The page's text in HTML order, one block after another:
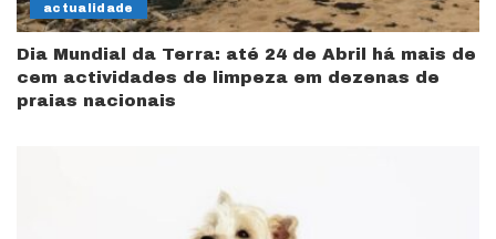
actualidade
Dia Mundial da Terra: até 24 de Abril há mais de
cem actividades de limpeza em dezenas de
praias nacionais